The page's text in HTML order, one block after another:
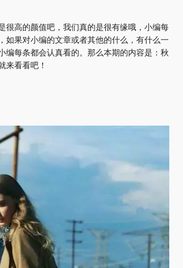
很高的颜值吧，我们真的是很有缘哦，小编每
如果对小编的文章或者其他的什么，有什么一
编每条都会认真看的。那么本期的内容是：秋
来看看吧！